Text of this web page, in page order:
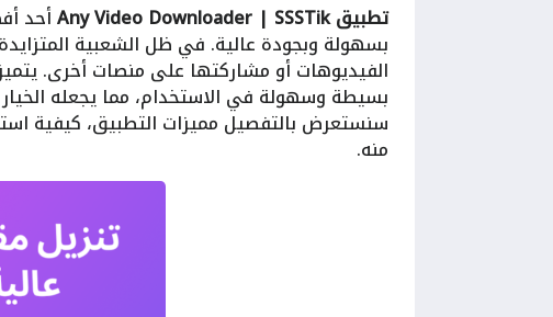
تطبيق Any Video Downloader | SSSTik أحد
بسهولة وبجودة عالية. في ظل الشعبية
الفيديوهات أو مشاركتها على منصات أخرى.
بسيطة وسهولة في الاستخدام، مما يجعله
سنستعرض بالتفصيل مميزات التطبيق، كيفية
منه.